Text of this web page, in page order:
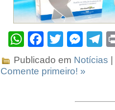
WhatsApp
Facebook
Twitter
Publicado em Notícias
Comente primeiro! »